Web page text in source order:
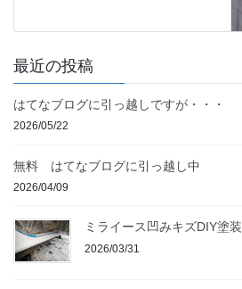
最近の投稿
はてなブログに引っ越しですが・・・
2026/05/22
無料 はてなブログに引っ越し中
2026/04/09
ミライース凹みキズDIY塗装
2026/03/31